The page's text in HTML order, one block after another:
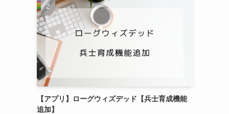
【アプリ】ローグウィズデッド【兵士育成機能
追加】